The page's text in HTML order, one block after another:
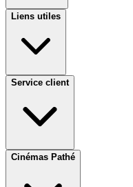
Liens utiles
Service client
Cinémas Pathé